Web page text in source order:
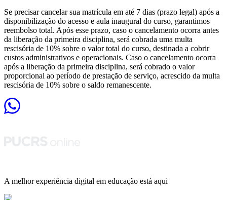
Se precisar cancelar sua matrícula em até 7 dias (prazo legal) após a
disponibilização do acesso e aula inaugural do curso, garantimos
reembolso total. Após esse prazo, caso o cancelamento ocorra antes
da liberação da primeira disciplina, será cobrada uma multa
rescisória de 10% sobre o valor total do curso, destinada a cobrir
custos administrativos e operacionais. Caso o cancelamento ocorra
após a liberação da primeira disciplina, será cobrado o valor
proporcional ao período de prestação de serviço, acrescido da multa
rescisória de 10% sobre o saldo remanescente.
A melhor experiência digital em educação está aqui